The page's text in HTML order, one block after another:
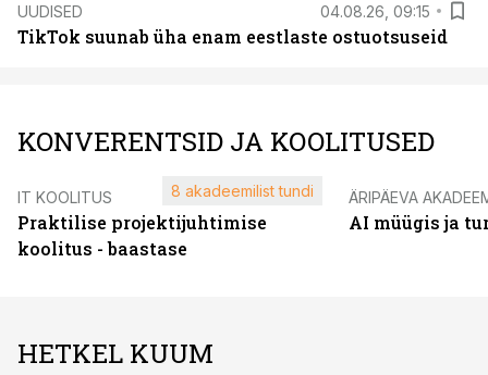
UUDISED 04.08.26, 09:15
TikTok suunab üha enam eestlaste ostuotsuseid
KONVERENTSID JA KOOLITUSED
IT KOOLITUS
Praktilise projektijuhtimise
koolitus - baastase
8 akadeemilist tundi ÄRIPÄEVA
AI müügis ja
HETKEL KUUM